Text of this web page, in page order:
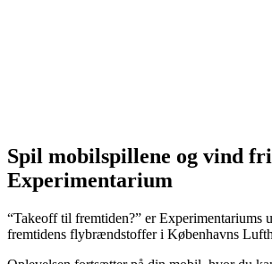
Spil mobilspillene og vind
Experimentarium
“Takeoff til fremtiden?” er Experimentariums
fremtidens flybrændstoffer i Københavns